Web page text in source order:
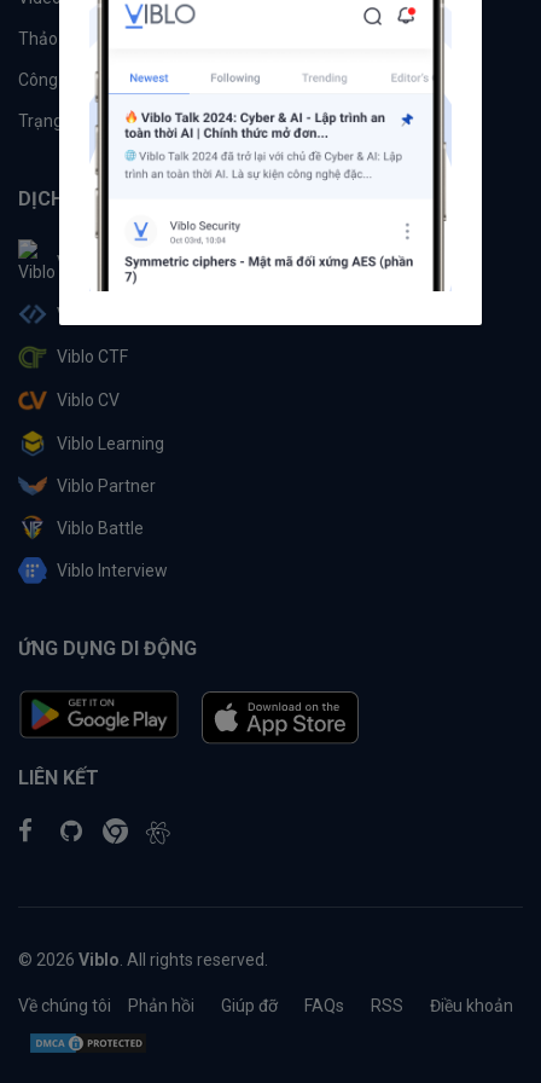
Thảo luận
Công cụ Machine Learning
Trạng thái hệ thống
DỊCH VỤ
Viblo
Viblo Code
Viblo CTF
Viblo CV
Viblo Learning
Viblo Partner
Viblo Battle
Viblo Interview
ỨNG DỤNG DI ĐỘNG
LIÊN KẾT
© 2026 Viblo . All rights reserved.
Về chúng tôi Phản hồi Giúp đỡ FAQs RSS Điều khoản